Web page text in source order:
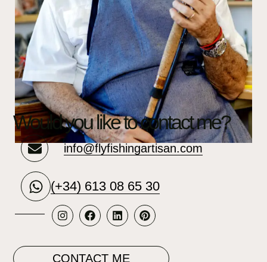
Would you like to contact me?
info@flyfishingartisan.com
(+34) 613 08 65 30
CONTACT ME